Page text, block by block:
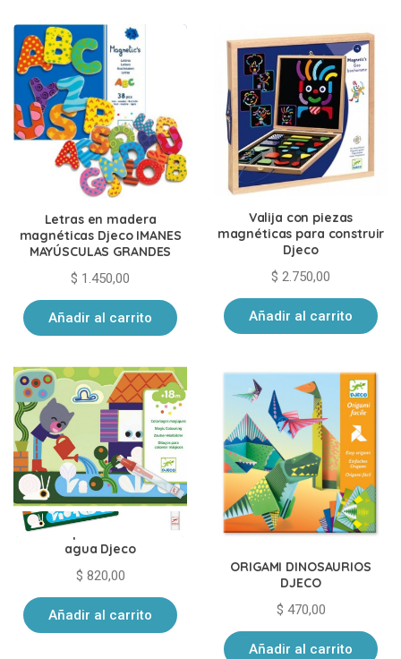
Letras en madera
magnéticas Djeco IMANES
MAYÚSCULAS GRANDES
$ 1.450,00
Añadir al carrito
Valija con piezas
magnéticas para construir
Djeco
$ 2.750,00
Añadir al carrito
Laminas para colorear con
agua Djeco
$ 820,00
Añadir al carrito
ORIGAMI DINOSAURIOS
DJECO
$ 470,00
Añadir al carrito